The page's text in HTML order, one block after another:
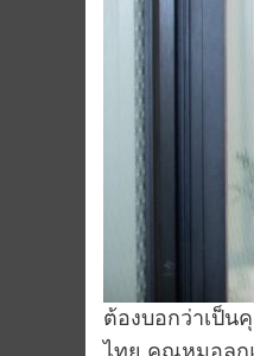
ต้องบอกว่าเป็น